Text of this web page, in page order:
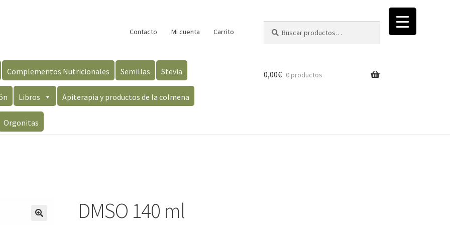
Contacto Mi cuenta Carrito
por:
Complementos Nutricionales Semillas Stevia
Libros Apiterapia y productos de la colmena
Orgonitas
0,00€ 0 productos
DMSO 140 ml